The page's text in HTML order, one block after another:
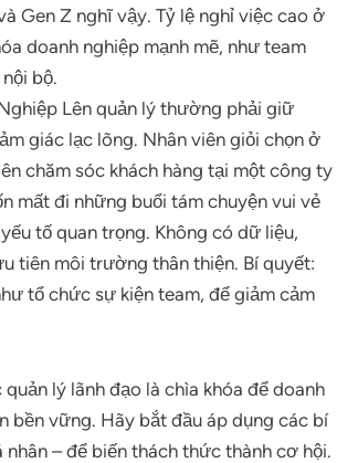
Gen Z nghĩ vậy. Tỷ lệ nghỉ việc cao ở
doanh nghiệp mạnh mẽ, như team
bộ.
Lên quản lý thường phải giữ
giác lạc lõng. Nhân viên giỏi chọn ở
chăm sóc khách hàng tại một công ty
mất đi những buổi tám chuyện vui vẻ
tố quan trọng. Không có dữ liệu,
tiên môi trường thân thiện. Bí quyết:
tổ chức sự kiện team, để giảm cảm
lý lãnh đạo là chìa khóa để doanh
bền vững. Hãy bắt đầu áp dụng các bí
– để biến thách thức thành cơ hội.